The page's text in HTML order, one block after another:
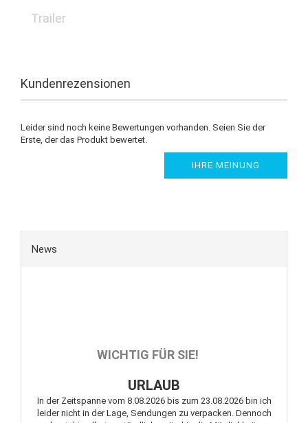
Trailer
Kundenrezensionen
Leider sind noch keine Bewertungen vorhanden. Seien Sie der
Erste, der das Produkt bewertet.
IHRE MEINUNG
News
WICHTIG FÜR SIE!
URLAUB
In der Zeitspanne vom 8.08.2026 bis zum 23.08.2026 bin ich
leider nicht in der Lage, Sendungen zu verpacken. Dennoch